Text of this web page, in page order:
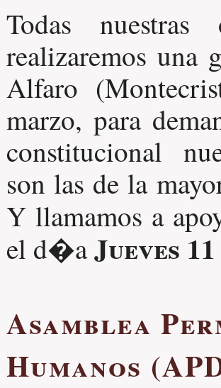
Todas
realizaremos una
Alfaro
marzo, para
constitucional
son las de la
Y llamamos a
el d�aJueves
Asamblea
Humanos